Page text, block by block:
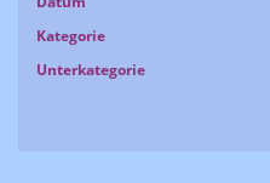
Kategorie
Unterkategorie